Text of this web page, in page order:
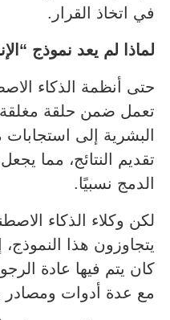
في اتخاذ القرار.
لماذا لم يعد نموذج
تعمل ضمن حلقة
البشرية إلى استجابات
تقديم النتائج، مما
الدمج نسبيًا.
يتجاوزون هذا
كان يتم فيها عادة
مع عدة أدوات ومصادر